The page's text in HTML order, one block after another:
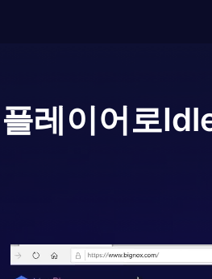
레이어로